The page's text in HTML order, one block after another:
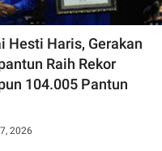
Hesti Haris, Gerakan
Raih Rekor
104.005 Pantun
2026